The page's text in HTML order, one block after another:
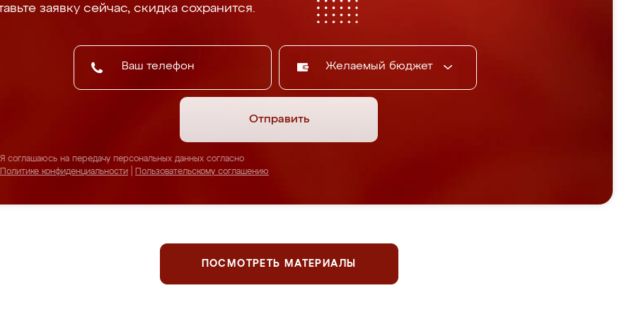
заявку сейчас, скидка сохранится.
Желаемый бюджет
Отправить
Я соглашаюсь на передачу персональных данных согласно
Политике конфиденциальности
Пользовательскому соглашению
ПОСМОТРЕТЬ МАТЕРИАЛЫ